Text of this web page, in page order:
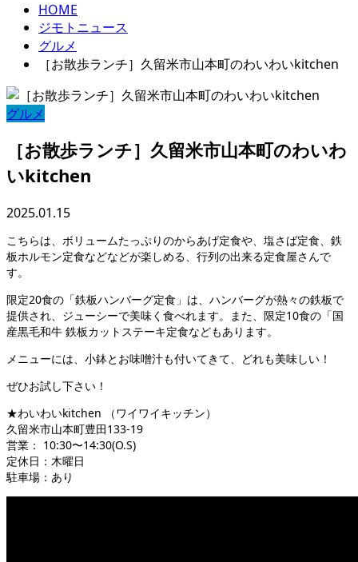
HOME
ジモトニュース
グルメ
［お散歩ランチ］久留米市山本町のわいわいkitchen
グルメ
［お散歩ランチ］久留米市山本町のわいわ
いkitchen
2025.01.15
こちらは、ボリュームたっぷりのからあげ定食や、塩さば定食、鉄
板ホルモン定食などなどが楽しめる、行列の出来る定食屋さんで
す。
限定20食の「鉄板ハンバーグ定食」は、ハンバーグが熱々の鉄板で
提供され、ジューシーで美味く食べれます。また、限定10食の「国
産黒毛和牛 鉄板カットステーキ定食などもあります。
メニューには、小鉢とお味噌汁も付いてきて、どれも美味しい！
ぜひお試し下さい！
★わいわいkitchen （ワイワイキッチン）
久留米市山本町豊田133-19
営業： 10:30〜14:30(O.S)
定休日：木曜日
駐車場：あり